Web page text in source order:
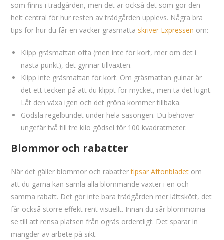
som finns i trädgården, men det är också det som gör den
helt central för hur resten av trädgården upplevs. Några bra
tips för hur du får en vacker gräsmatta skriver Expressen om:
Klipp gräsmattan ofta (men inte för kort, mer om det i
nästa punkt), det gynnar tillväxten.
Klipp inte gräsmattan för kort. Om gräsmattan gulnar är
det ett tecken på att du klippt för mycket, men ta det lugnt.
Låt den växa igen och det gröna kommer tillbaka.
Gödsla regelbundet under hela säsongen. Du behöver
ungefär två till tre kilo gödsel för 100 kvadratmeter.
Blommor och rabatter
När det gäller blommor och rabattertipsar Aftonbladet om
att du gärna kan samla alla blommande växter i en och
samma rabatt. Det gör inte bara trädgården mer lättskött, det
får också större effekt rent visuellt. Innan du sår blommorna
se till att rensa platsen från ogräs ordentligt. Det sparar in
mängder av arbete på sikt.